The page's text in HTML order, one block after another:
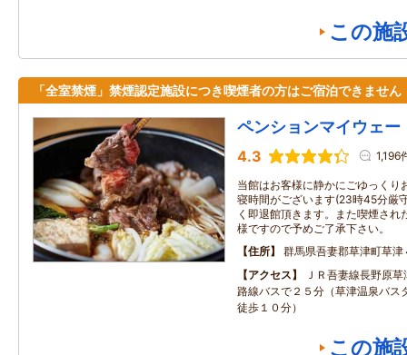
この施
「全室禁煙」禁煙認定施設につき喫煙者の方はご宿泊できません
ペンションマイウェー
4.3 1,196
当館はお客様に静かにごゆっくり
寝時間がございます(23時45分厳
く即退館頂きます。また喫煙さ
様ですので予めご了承下さい。
住所
群馬県吾妻郡草津町草
アクセス
ＪＲ吾妻線長野原
路線バスで２５分（草津温泉バス
徒歩１０分）
この施